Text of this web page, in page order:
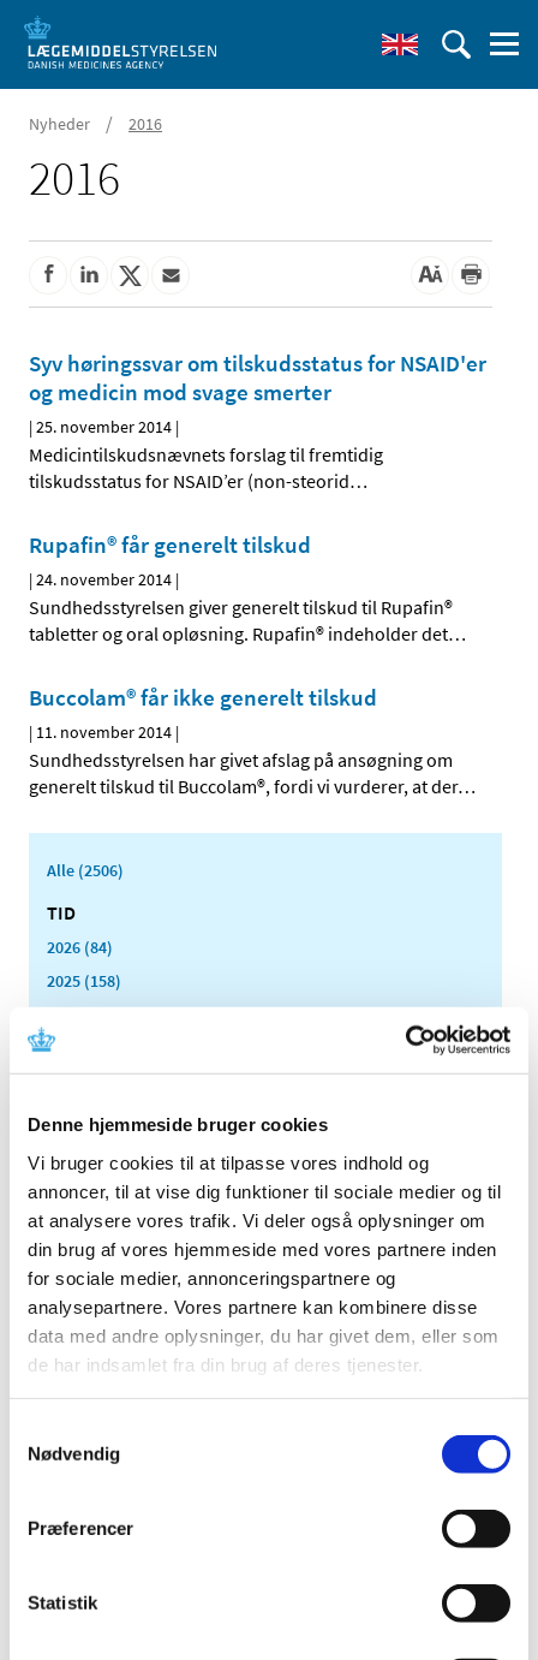
Denne hjemmeside bruger cookies
Vi bruger cookies til at tilpasse vores indhold og
annoncer, til at vise dig funktioner til sociale medier og til
at analysere vores trafik. Vi deler også oplysninger om
din brug af vores hjemmeside med vores partnere inden
for sociale medier, annonceringspartnere og
analysepartnere. Vores partnere kan kombinere disse
data med andre oplysninger, du har givet dem, eller som
de har indsamlet fra din brug af deres tjenester.
Nødvendig
Præferencer
Statistik
Nyheder / 2016
2016
Syv høringssvar om tilskudsstatus for NSAID'er
og medicin mod svage smerter
|25. november 2014 |
Medicintilskudsnævnets forslag til fremtidig
tilskudsstatus for NSAID’er (non-steorid…
Rupafin® får generelt tilskud
|24. november 2014 |
Sundhedsstyrelsen giver generelt tilskud til Rupafin®
tabletter og oral opløsning. Rupafin® indeholder det…
Buccolam® får ikke generelt tilskud
| 11. november 2014 |
Sundhedsstyrelsen har givet afslag på ansøgning om
generelt tilskud til Buccolam®, fordi vi vurderer, at der…
Alle (2506)
TID
2026 (84)
2025 (158)
2024 (224)
2023 (195)
2022 (197)
2021 (516)
2019 (159)
2018 (150)
2017 (167)
2016 (167)
2015 (33)
oktober (1)
juli (2)
maj (2)